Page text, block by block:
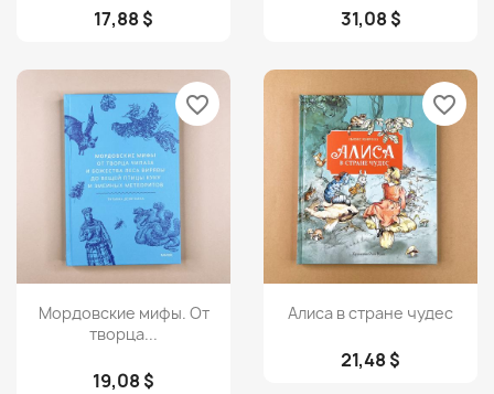
17,88 $ 31,08 $
Просмотр
Мордовские мифы. От
творца...
19,08 $
favorite_border
Просмотр
Алиса в стране чудес
21,48 $
favorite_border